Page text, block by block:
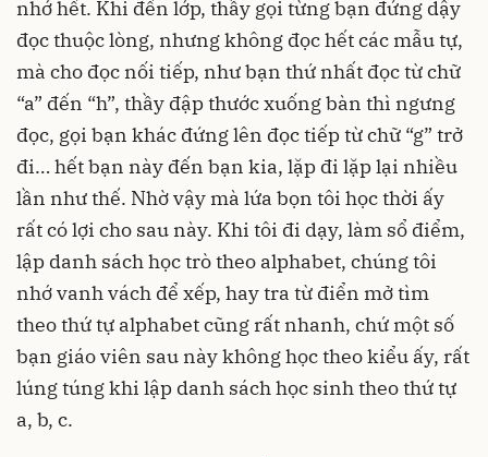
nhớ hết. Khi đến lớp, thầy gọi từng bạn đứng dậy
đọc thuộc lòng, nhưng không đọc hết các mẫu tự,
mà cho đọc nối tiếp, như bạn thứ nhất đọc từ chữ
“a” đến “h”, thầy đập thước xuống bàn thì ngưng
đọc, gọi bạn khác đứng lên đọc tiếp từ chữ “g” trở
đi… hết bạn này đến bạn kia, lặp đi lặp lại nhiều
lần như thế. Nhờ vậy mà lứa bọn tôi học thời ấy
rất có lợi cho sau này. Khi tôi đi dạy, làm sổ điểm,
lập danh sách học trò theo alphabet, chúng tôi
nhớ vanh vách để xếp, hay tra từ điển mở tìm
theo thứ tự alphabet cũng rất nhanh, chứ một số
bạn giáo viên sau này không học theo kiểu ấy, rất
lúng túng khi lập danh sách học sinh theo thứ tự
a, b, c.